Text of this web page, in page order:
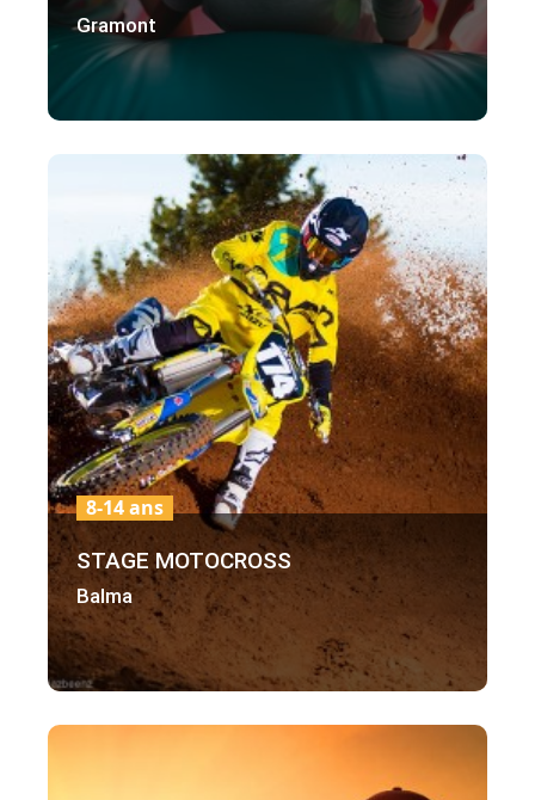
Gramont
STAGE MOTOCROSS
Balma
8-14 ans